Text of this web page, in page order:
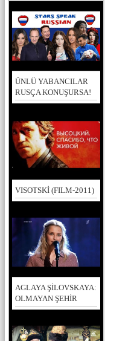
ÜNLÜ YABANCILAR
RUSÇA KONUŞURSA!
VISOTSKİ (FILM-2011)
AGLAYA ŞİLOVSKAYA:
OLMAYAN ŞEHİR